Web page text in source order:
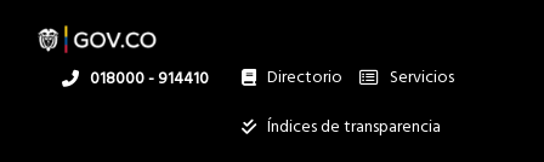
contenido
Linea
018000 - 914410 Directorio
Institucional
Servicios
Índices de transparencia